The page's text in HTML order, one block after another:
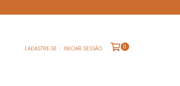
CADASTRE-SE INICIAR SESSÃO 0